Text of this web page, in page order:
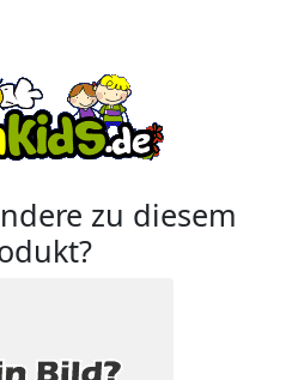
zu diesem